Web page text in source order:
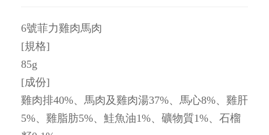
6號菲力雞肉馬肉
[規格]
85g
[成份]
雞肉排40%、馬肉及雞肉湯37%、馬心8%、雞肝
5%、雞脂肪5%、鮭魚油1%、礦物質1%、石榴